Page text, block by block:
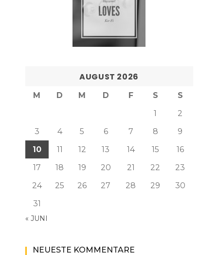
AUGUST 2026
M D M D F S
S
1
2
3
4 5 6 7 8
9
10
11 12 13 14 15
16
17
18 19 20 21 22
23
24
25 26 27 28 29
30
31
« JUNI
NEUESTE KOMMENTARE